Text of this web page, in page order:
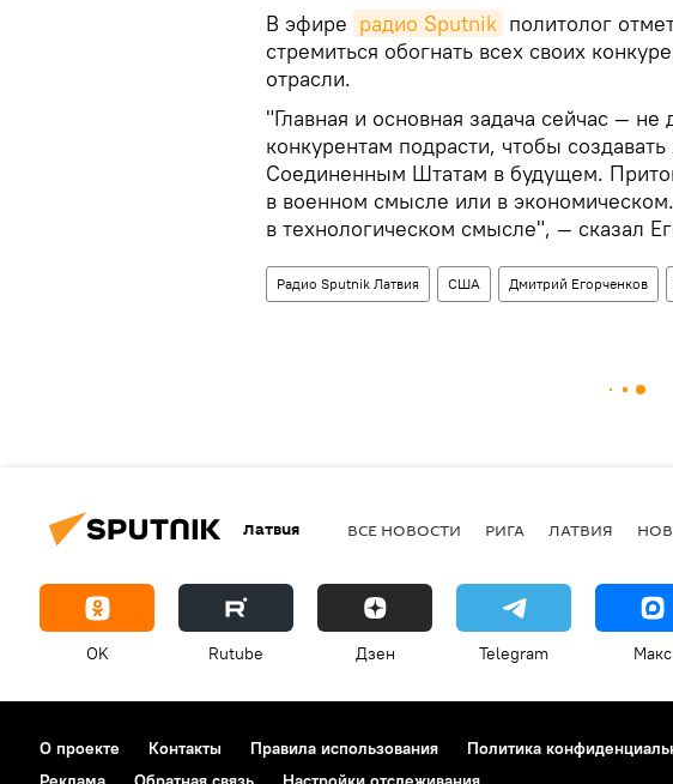
В эфире радио Sputnik политолог
стремиться обогнать всех своих
отрасли.
"Главная и основная задача сейчас —
конкурентам подрасти, чтобы
Соединенным Штатам в будущем.
в военном смысле или в
в технологическом смысле", — сказал
Радио Sputnik Латвия США Дмитрий Егорченков
Латвия ВСЕ НОВОСТИ РИГА ЛАТВИЯ
OK Rutube Дзен Telegram Макс
О проекте Контакты Правила использования Политика